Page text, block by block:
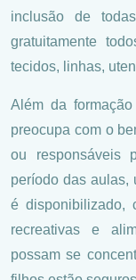
inclusão de
gratuitamente
tecidos, linhas,
Além da formação
preocupa com o
ou responsáveis
período das aulas,
é disponibilizado,
recreativas e
possam se